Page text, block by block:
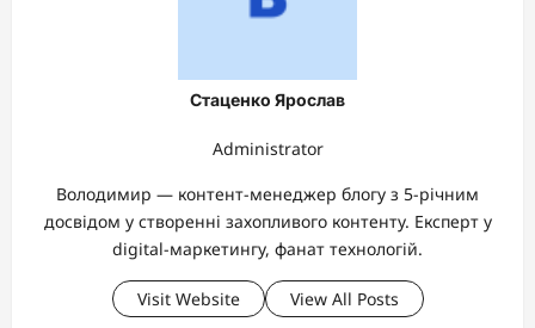
Стаценко Ярослав
Administrator
Володимир — контент-менеджер блогу з 5-річним
досвідом у створенні захопливого контенту. Експерт у
digital-маркетингу, фанат технологій.
Visit Website View All Posts